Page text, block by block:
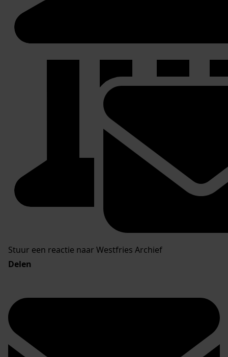
Stuur een reactie naar Westfries Archief
Delen